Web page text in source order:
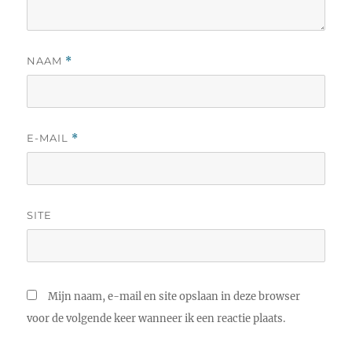
NAAM *
E-MAIL *
SITE
Mijn naam, e-mail en site opslaan in deze browser
voor de volgende keer wanneer ik een reactie plaats.